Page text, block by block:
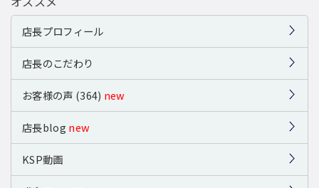
店長プロフィール
店長のこだわり
お客様の声 (364) new
店長blog new
KSP動画